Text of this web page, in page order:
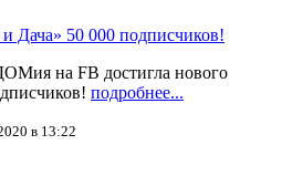
на FB достигла нового
подробнее...
в 13:22